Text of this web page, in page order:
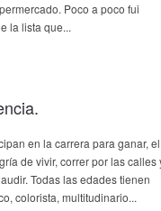
Poco a poco fui
la lista que...
en la carrera para ganar, el
de vivir, correr por las calles
Todas las edades tienen
colorista, multitudinario...